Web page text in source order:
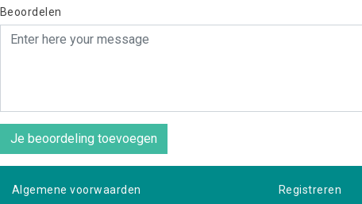
Beoordelen
Je beoordeling toevoegen
Algemene voorwaarden
Registreren